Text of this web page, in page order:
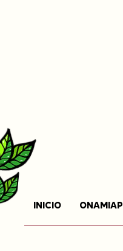
INICIO ONAMIAP